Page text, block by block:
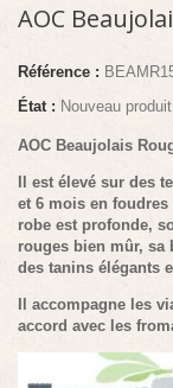
AOC
Référence :
État : Nouveau produit
AOC Beaujolais
Il est élevé sur des
et 6 mois en foudres
robe est profonde,
rouges bien mûr, sa
des tanins élégants
Il accompagne les
accord avec les